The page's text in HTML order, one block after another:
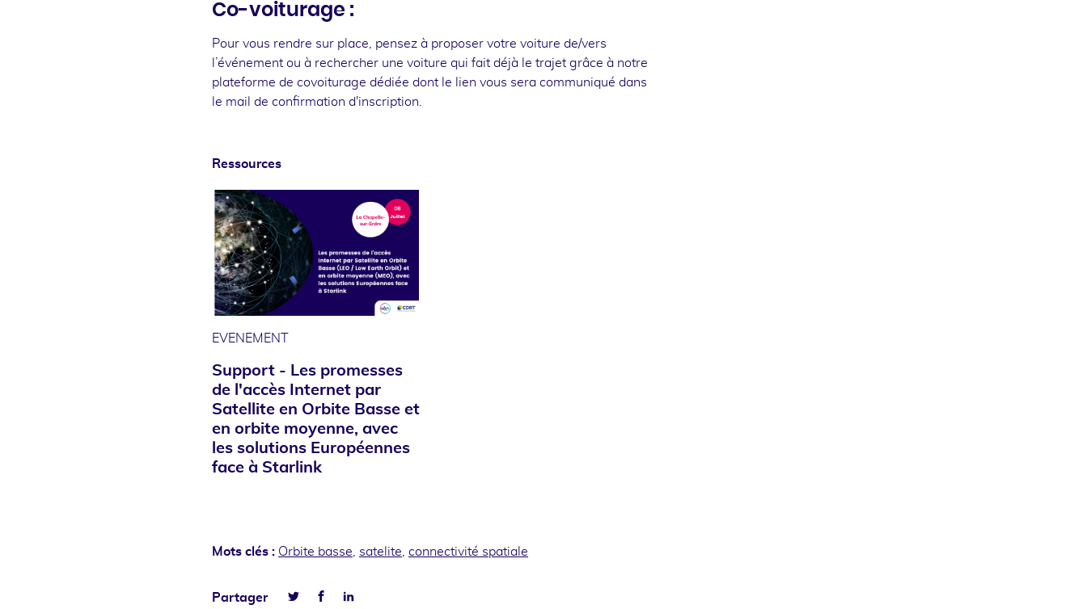
Co-voiturage :
Pour vous rendre sur place, pensez à proposer votre voiture de/vers
l’événement ou à rechercher une voiture qui fait déjà le trajet grâce à notre
plateforme de covoiturage dédiée dont le lien vous sera communiqué dans
le mail de confirmation d'inscription.
Ressources
EVENEMENT
Support - Les promesses
de l'accès Internet par
Satellite en Orbite Basse et
en orbite moyenne, avec
les solutions Européennes
face à Starlink
Mots clés : Orbite basse satelite connectivité spatiale
Partager
FacebookLinkedin